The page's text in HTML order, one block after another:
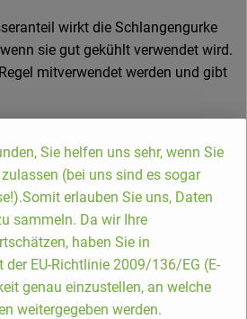
wirkt die Schlangengurke
sie gut gekühlt verwendet wird.
mitverwendet werden und gibt
Snacks
Vorspeisen
warmen Gerichten
besonders mild, weil sie kaum
Bitterkeit entsteht bei Gurken vor
Sie helfen uns sehr, wenn Sie
(bei uns sind es sogar
erlauben Sie uns, Daten
sammeln. Da wir Ihre
haben Sie in
EU-Richtlinie 2009/136/EG (E-
genau einzustellen, an welche
weitergegeben werden.